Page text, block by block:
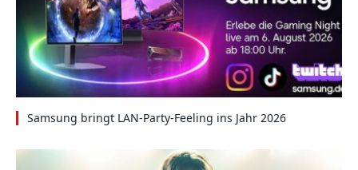
Samsung bringt LAN-Party-Feeling ins Jahr 2026